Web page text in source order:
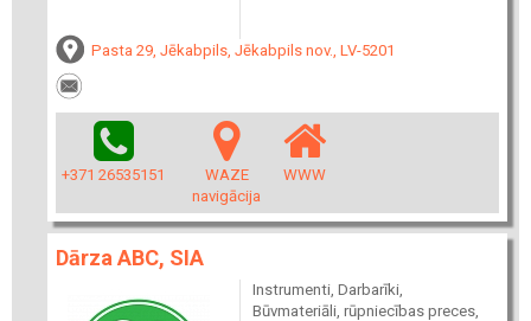
Pasta 29, Jēkabpils, Jēkabpils nov., LV-5201
+371 26535151
WAZE
navigācija
WWW
Dārza ABC, SIA
Instrumenti, Darbarīki,
Būvmateriāli, rūpniecības preces,